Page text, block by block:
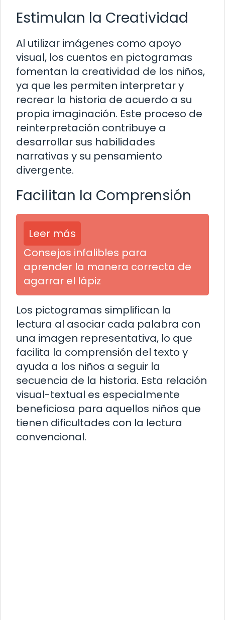
Estimulan la Creatividad
Al utilizar imágenes como apoyo
visual, los cuentos en pictogramas
fomentan la creatividad de los niños,
ya que les permiten interpretar y
recrear la historia de acuerdo a su
propia imaginación. Este proceso de
reinterpretación contribuye a
desarrollar sus habilidades
narrativas y su pensamiento
divergente.
Facilitan la Comprensión
Leer más
Consejos infalibles para
aprender la manera correcta de
agarrar el lápiz
Los pictogramas simplifican la
lectura al asociar cada palabra con
una imagen representativa, lo que
facilita la comprensión del texto y
ayuda a los niños a seguir la
secuencia de la historia. Esta relación
visual-textual es especialmente
beneficiosa para aquellos niños que
tienen dificultades con la lectura
convencional.